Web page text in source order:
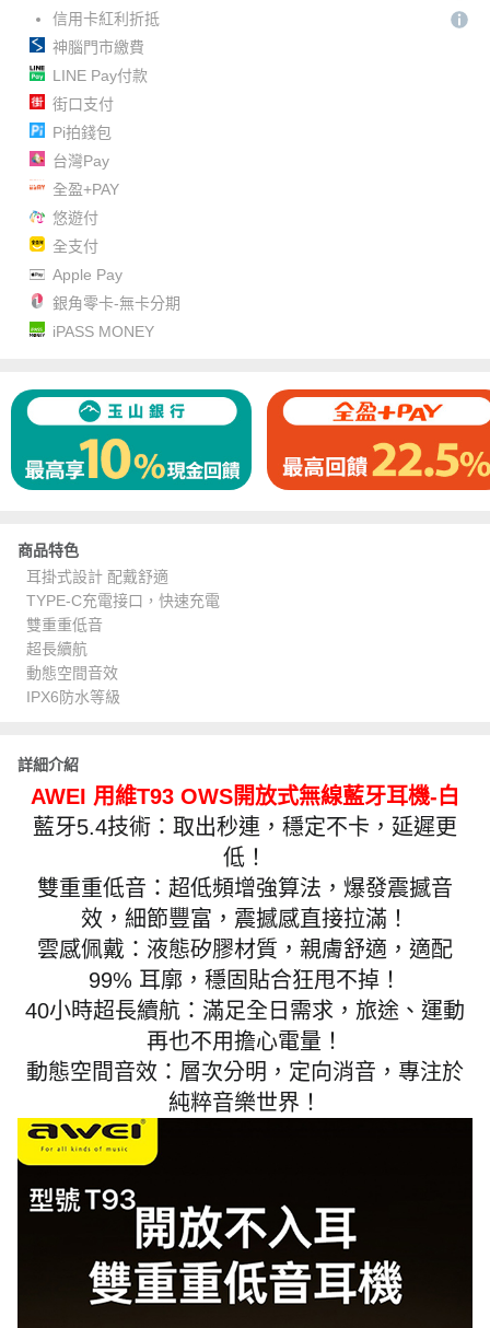
信用卡紅利折抵
神腦門市繳費
LINE Pay付款
街口支付
Pi拍錢包
台灣Pay
全盈+PAY
悠遊付
全支付
Apple Pay
銀角零卡-無卡分期
iPASS MONEY
商品特色
耳掛式設計 配戴舒適
TYPE-C充電接口，快速充電
雙重重低音
超長續航
動態空間音效
IPX6防水等級
詳細介紹
AWEI 用維T93 OWS開放式無線藍牙耳機-白
藍牙5.4技術：取出秒連，穩定不卡，延遲更
低！
雙重重低音：超低頻增強算法，爆發震撼音
效，細節豐富，震撼感直接拉滿！
雲感佩戴：液態矽膠材質，親膚舒適，適配
99% 耳廓，穩固貼合狂甩不掉！
40小時超長續航：滿足全日需求，旅途、運動
再也不用擔心電量！
動態空間音效：層次分明，定向消音，專注於
純粹音樂世界！